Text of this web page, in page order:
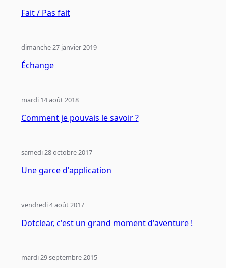
Fait / Pas fait
Échange
dimanche 27 janvier 2019
Comment je pouvais le savoir ?
mardi 14 août 2018
Une garce d'application
samedi 28 octobre 2017
Dotclear, c'est un grand moment d'aventure !
vendredi 4 août 2017
mardi 29 septembre 2015